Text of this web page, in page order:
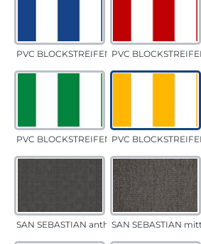
PVC BLOCKSTREIFEN blau
PVC
PVC BLOCKSTREIFEN grün
PVC
SAN SEBASTIAN anthrazitSAN SEBASTIAN